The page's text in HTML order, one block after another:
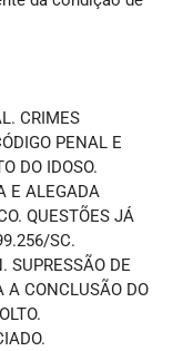
CRIMES
PENAL E
DO IDOSO.
E ALEGADA
QUESTÕES JÁ
SC.
SUPRESSÃO DE
A CONCLUSÃO DO